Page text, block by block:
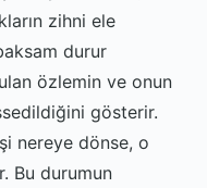
zihni ele
durur
özlemin ve onun
gösterir.
nereye dönse, o
Bu durumun